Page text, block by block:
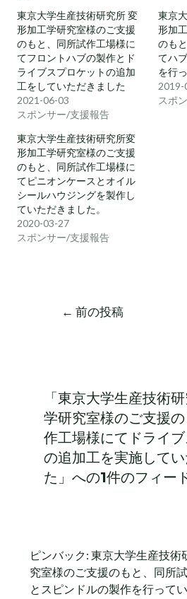
東京大学生産技術研究所 変
形加工学研究室様のご支援
のもと、同所試作工場様に
てフロントハブの製作とド
ライブスプロケットの追加
工をしていただきました
2021-06-03
スポンサー/支援報告
東京
形加
のも
てハ
を行
2019-
スポ
東京大学生産技術研究所変
形加工学研究室様のご支援
のもと、同所試作工場様に
てピニオンケースとオイル
シールハウジングを製作し
ていただきました。
2020-03-27
スポンサー/支援報告
← 前の投稿
「東京大学生産技術
学研究室様のご支援
作工場様にてドライ
の追加工を実施して
た」への1件のフィー
ピンバック: 東京大学生産技術
究室様のご支援のもと、同所
とスピンドルの製作を行って